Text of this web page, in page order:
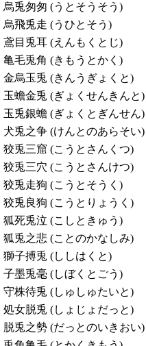
烏兎匆匆 (うとそうそう)
烏飛兎走 (うひとそう)
鳶目兎耳 (えんもくとじ)
亀毛兎角 (きもうとかく)
金烏玉兎 (きんうぎょくと)
玉蟾金兎 (ぎょくせんきんと)
玉兎銀蟾 (ぎょくとぎんせん)
犬兎之争 (けんとのあらそい)
狡兎三窟 (こうとさんくつ)
狡兎三穴 (こうとさんけつ)
狡兎走狗 (こうとそうく)
狡兎良狗 (こうとりょうく)
狐死兎泣 (こしときゅう)
狐兎之悲 (ことのかなしみ)
獅子搏兎 (ししはくと)
子墨兎毫 (しぼくとごう)
守株待兎 (しゅしゅたいと)
処女脱兎 (しょじょだっと)
脱兎之勢 (だっとのいきおい)